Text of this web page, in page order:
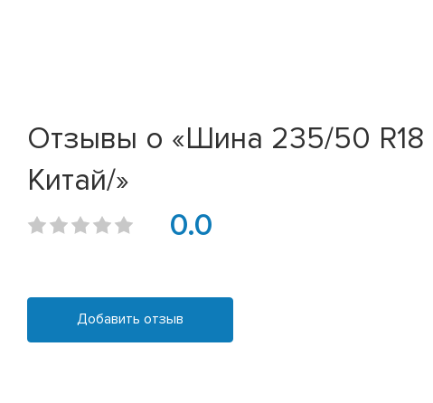
Отзывы о «Шина 235/50 R18
Китай/»
0.0
Добавить отзыв